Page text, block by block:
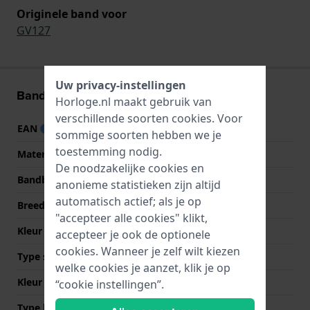
Originele band voor
GV127
Band informatie
EAN
7610522698215
Materiaal Band
Siliconen
Bandbreedte
17 mm
Breedte bandaanzet
17 mm
Kleur Band
Paars
Type sluiting
Gesp
Kleur sluiting
Paars
Uw privacy-instellingen
Horloge.nl maakt gebruik van
verschillende soorten cookies. Voor
sommige soorten hebben we je
toestemming nodig.
De noodzakelijke cookies en
anonieme statistieken zijn altijd
automatisch actief; als je op
"accepteer alle cookies" klikt,
accepteer je ook de optionele
cookies. Wanneer je zelf wilt kiezen
welke cookies je aanzet, klik je op
“cookie instellingen”.